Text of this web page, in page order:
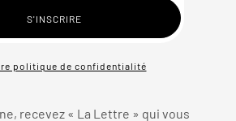
politique de confidentialité
recevez « La Lettre » qui vous